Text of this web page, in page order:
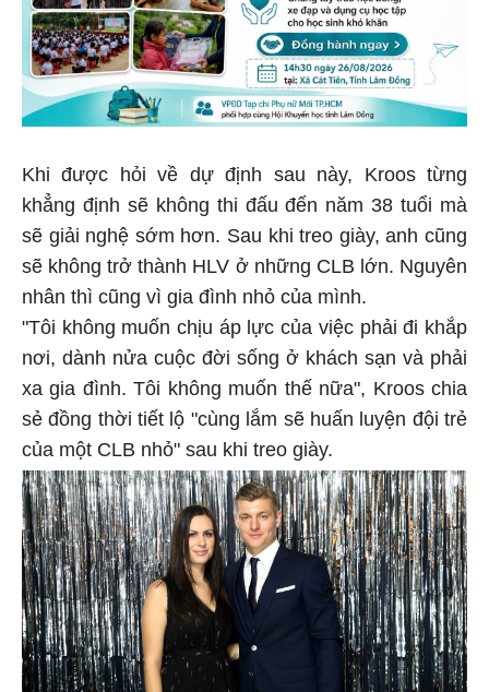
Khi được hỏi về dự định sau này, Kroos từng
khẳng định sẽ không thi đấu đến năm 38 tuổi mà
sẽ giải nghệ sớm hơn. Sau khi treo giày, anh cũng
sẽ không trở thành HLV ở những CLB lớn. Nguyên
nhân thì cũng vì gia đình nhỏ của mình.
"Tôi không muốn chịu áp lực của việc phải đi khắp
nơi, dành nửa cuộc đời sống ở khách sạn và phải
xa gia đình. Tôi không muốn thế nữa", Kroos chia
sẻ đồng thời tiết lộ "cùng lắm sẽ huấn luyện đội trẻ
của một CLB nhỏ" sau khi treo giày.